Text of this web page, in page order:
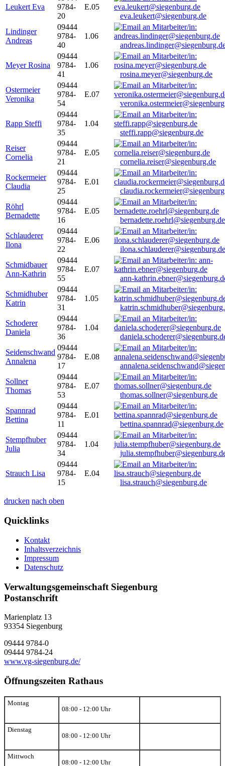
Leukert Eva
9784-
20
E.05
eva.leukert@siegenburg.de
Lindinger
Andreas
09444
9784-
40
1.06
Meyer Rosina
09444
9784-
41
1.06
rosina.meyer@siegenburg.de
Ostermeier
Veronika
09444
9784-
54
E.07
Rapp Steffi
09444
9784-
35
1.04
steffi.rapp@siegenburg.de
Reiser
Cornelia
09444
9784-
21
E.05
cornelia.reiser@siegenburg.de
Rockermeier
Claudia
09444
9784-
25
E.01
Röhrl
Bernadette
09444
9784-
16
E.05
bernadette.roehrl@siegenburg.de
Schlauderer
Ilona
09444
9784-
22
E.06
ilona.schlauderer@siegenburg.de
Schmidbauer
Ann-Kathrin
09444
9784-
55
E.07
ann-
Schmidhuber
Katrin
09444
9784-
31
1.05
Schoderer
Daniela
09444
9784-
36
1.04
Seidenschwand
Annalena
09444
9784-
17
E.08
Sollner
Thomas
09444
9784-
53
E.07
thomas.sollner@siegenburg.de
Spannrad
Bettina
09444
9784-
11
E.01
bettina.spannrad@siegenburg.de
Stempfhuber
Julia
09444
9784-
34
1.04
Strauch Lisa
09444
9784-
15
E.04
lisa.strauch@siegenburg.de
drucken nach oben
Quicklinks
Kontakt
Inhaltsverzeichnis
Impressum
Datenschutz
Verwaltungsgemeinschaft Siegenburg
Postanschrift
Marienplatz 13
93354 Siegenburg
09444 9784-0
09444 9784-24
www.vg-siegenburg.de/
Öffnungszeiten Rathaus
Montag
08:00 - 12:00 Uhr
Dienstag
08:00 - 12:00 Uhr
Mittwoch
08:00 - 12:00 Uhr